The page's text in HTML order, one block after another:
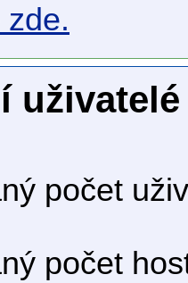
uživatelé
počet
počet